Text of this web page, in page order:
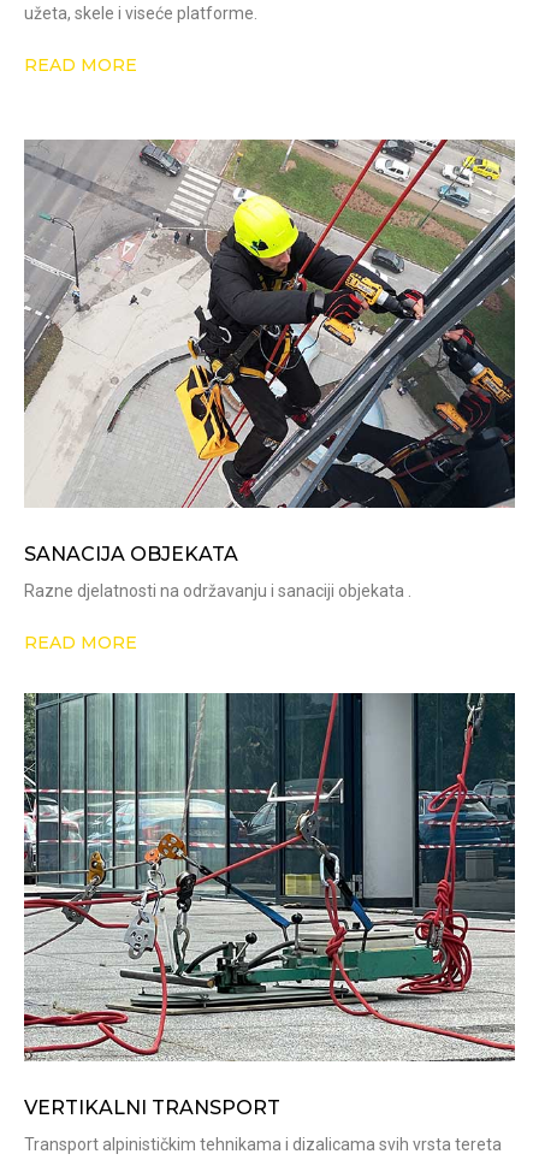
užeta, skele i viseće platforme.
READ MORE
SANACIJA OBJEKATA
Razne djelatnosti na održavanju i sanaciji objekata .
READ MORE
VERTIKALNI TRANSPORT
Transport alpinističkim tehnikama i dizalicama svih vrsta tereta